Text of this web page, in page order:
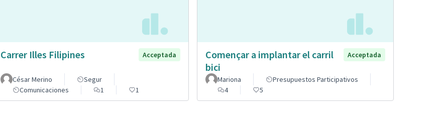
Carrer Illes Filipines Acceptada
César Merino
Segur
Comunicaciones
1 1
Començar a implantar el carril
bici
Acceptada
Mariona
Presupuestos Participativos
4
5